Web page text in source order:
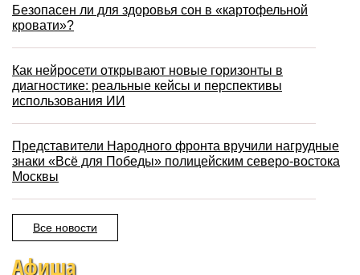
Безопасен ли для здоровья сон в «картофельной
кровати»?
Как нейросети открывают новые горизонты в
диагностике: реальные кейсы и перспективы
использования ИИ
Представители Народного фронта вручили нагрудные
знаки «Всё для Победы» полицейским северо-востока
Москвы
Все новости
Афиша